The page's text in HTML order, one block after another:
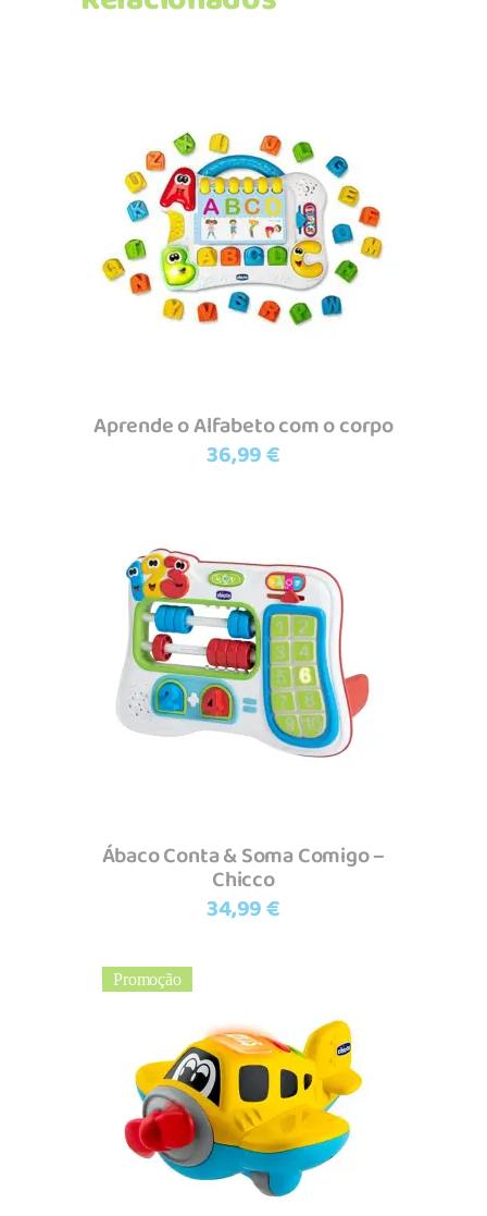
Adicionar
Aprende o Alfabeto com o corpo
36,99€
Adicionar
Ábaco Conta & Soma Comigo –
Chicco
34,99€
Promoção
Adicionar